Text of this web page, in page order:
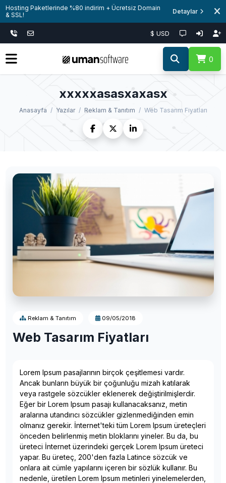
Hosting Paketlerinde %80 indirim + Ücretsiz Domain
& SSL!
Detaylar
$ USD
0
xxxxxasasxaxasx
Anasayfa Yazılar Reklam & Tanıtım Web Tasarım Fiyatları
Reklam & Tanıtım 09/05/2018
Web Tasarım Fiyatları
Lorem Ipsum pasajlarının birçok çeşitlemesi vardır.
Ancak bunların büyük bir çoğunluğu mizah katılarak
veya rastgele sözcükler eklenerek değiştirilmişlerdir.
Eğer bir Lorem Ipsum pasajı kullanacaksanız, metin
aralarına utandırıcı sözcükler gizlenmediğinden emin
olmanız gerekir. İnternet'teki tüm Lorem Ipsum üreteçleri
önceden belirlenmiş metin bloklarını yineler. Bu da, bu
üreteci İnternet üzerindeki gerçek Lorem Ipsum üreteci
yapar. Bu üreteç, 200'den fazla Latince sözcük ve
onlara ait cümle yapılarını içeren bir sözlük kullanır. Bu
nedenle, üretilen Lorem Ipsum metinleri yinelemelerden,